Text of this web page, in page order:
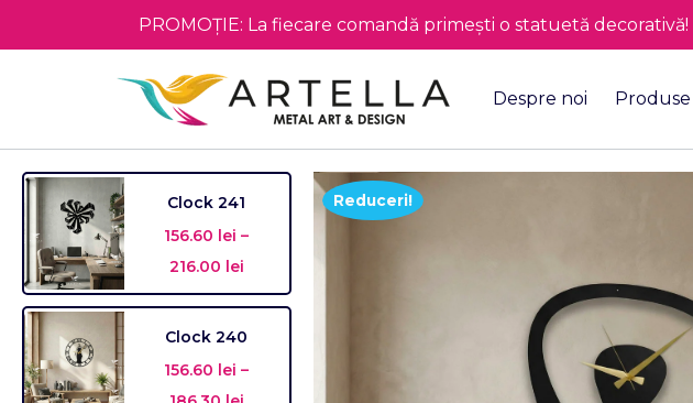
PROMOȚIE: La fiecare comandă primești o statuetă decorativă!
Despre noi Produse
Clock 241
156.60 lei –
216.00 lei
Clock 240
156.60 lei –
Reduceri!